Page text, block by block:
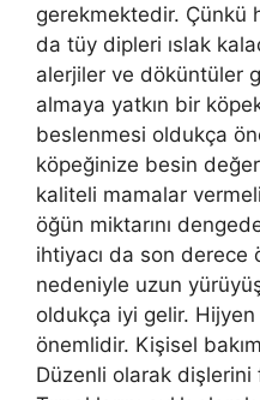
gerekmektedir. Çünkü
da tüy dipleri ıslak
alerjiler ve döküntüler
almaya yatkın bir
beslenmesi oldukça
köpeğinize besin
kaliteli mamalar
öğün miktarını
ihtiyacı da son derece
nedeniyle uzun
oldukça iyi gelir. Hijyen
önemlidir. Kişisel
Düzenli olarak dişlerini